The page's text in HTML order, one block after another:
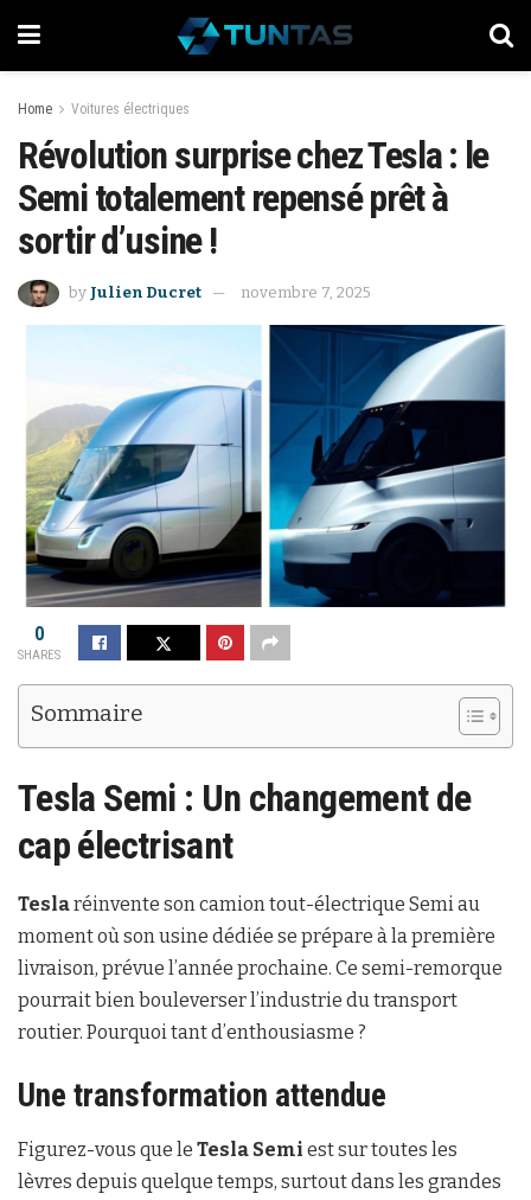
Home Voitures électriques
Révolution surprise chez Tesla : le
Semi totalement repensé prêt à
sortir d’usine !
by Julien Ducret novembre 7, 2025
0
SHARES
Sommaire
Tesla Semi : Un changement de
cap électrisant
Teslaréinvente son camion tout-électrique Semi au
moment où son usine dédiée se prépare à la première
livraison, prévue l’année prochaine. Ce semi-remorque
pourrait bien bouleverser l’industrie du transport
routier. Pourquoi tant d’enthousiasme ?
Une transformation attendue
Figurez-vous que le Tesla Semi est sur toutes les
lèvres depuis quelque temps, surtout dans les grandes